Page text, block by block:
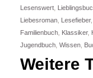
Lesenswert,
Liebesroman, Lesefieber,
Familienbuch, Klassiker,
Jugendbuch, Wissen,
Weitere